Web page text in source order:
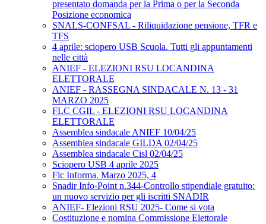
presentato domanda per la Prima o per la Seconda
Posizione economica
SNALS-CONFSAL - Riliquidazione pensione, TFR e
TFS
4 aprile: sciopero USB Scuola. Tutti gli appuntamenti
nelle città
ANIEF - ELEZIONI RSU LOCANDINA
ELETTORALE
ANIEF - RASSEGNA SINDACALE N. 13 - 31
MARZO 2025
FLC CGIL - ELEZIONI RSU LOCANDINA
ELETTORALE
Assemblea sindacale ANIEF 10/04/25
Assemblea sindacale GILDA 02/04/25
Assemblea sindacale Cisl 02/04/25
Sciopero USB 4 aprile 2025
Flc Informa. Marzo 2025, 4
Snadir Info-Point n.344-Controllo stipendiale gratuito:
un nuovo servizio per gli iscritti SNADIR
ANIEF- Elezioni RSU 2025- Come si vota
Costituzione e nomina Commissione Elettorale